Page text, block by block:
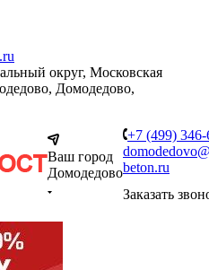
округ, Московская
Домодедово,
Ваш город
Домодедово
+7 (499)
beton.ru
Заказать